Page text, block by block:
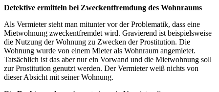
Detektive ermitteln bei Zweckentfremdung des Wohnraums
Als Vermieter steht man mitunter vor der Problematik, dass eine
Mietwohnung zweckentfremdet wird. Gravierend ist beispielsweise
die Nutzung der Wohnung zu Zwecken der Prostitution. Die
Wohnung wurde von einem Mieter als Wohnraum angemietet.
Tatsächlich ist das aber nur ein Vorwand und die Mietwohnung soll
zur Prostitution genutzt werden. Der Vermieter weiß nichts von
dieser Absicht mit seiner Wohnung.